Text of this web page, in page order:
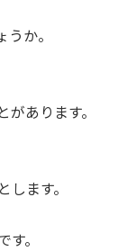
か。
あります。
ます。
。